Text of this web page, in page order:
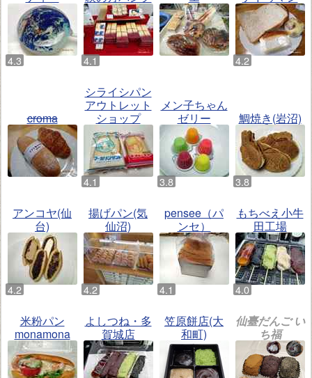
croma
シライシパン
アウトレット
ショップ
メン子ちゃん
ゼリー
鯛焼き(岩沼)
アンコヤ(仙
台)
揚げパン(気
仙沼)
pensee（パ
ンセ）
もちべえ小牛
田工場
米粉パン
monamona
よしつね・多
賀城店
笠原餅店(大
和町)
仙臺だんご い
ち福